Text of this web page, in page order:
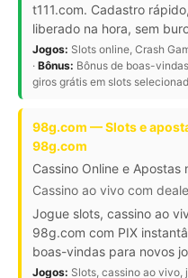
t111.com. Cadastro
liberado na hora, sem
Jogos: Slots online, Crash
· Bônus: Bônus de boas-
giros grátis em slots
98g.com — Slots e
98g.com
Cassino Online e Apostas
Cassino ao vivo com
Jogue slots, cassino ao
98g.com com PIX
boas-vindas para novos
Jogos: Slots, cassino ao vivo,